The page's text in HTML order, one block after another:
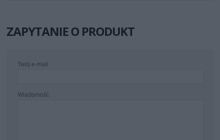
ZAPYTANIE O PRODUKT
Twój e-mail
Wiadomość